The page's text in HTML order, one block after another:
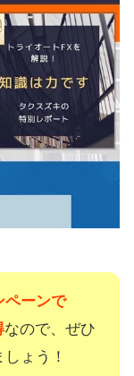
ペーンで
なので、ぜひ
ょう！